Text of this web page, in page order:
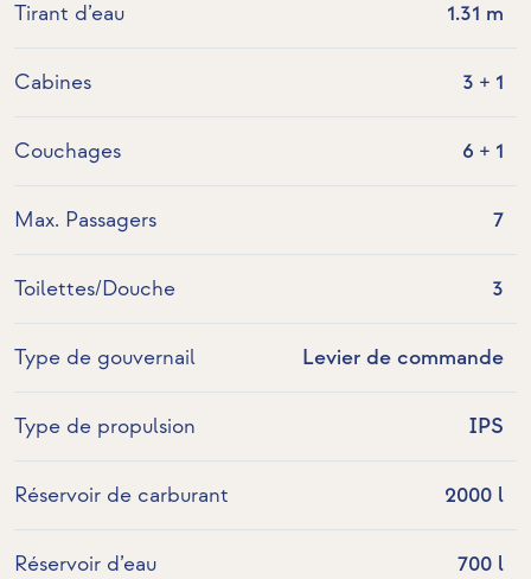
Tirant d’eau 1.31 m
Cabines 3 + 1
Couchages 6 + 1
Max. Passagers 7
Toilettes/Douche 3
Type de gouvernail Levier de commande
Type de propulsion IPS
Réservoir de carburant 2000 l
Réservoir d’eau 700 l